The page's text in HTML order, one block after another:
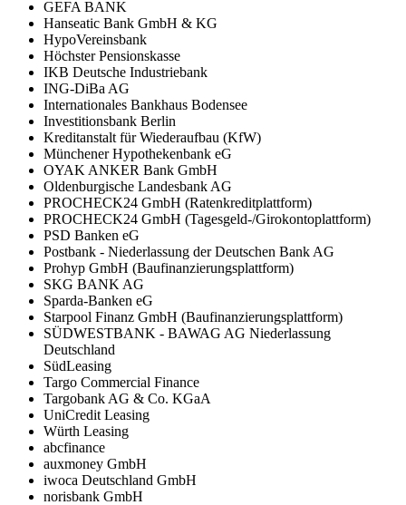
GEFA BANK
Hanseatic Bank GmbH & KG
HypoVereinsbank
Höchster Pensionskasse
IKB Deutsche Industriebank
ING-DiBa AG
Internationales Bankhaus Bodensee
Investitionsbank Berlin
Kreditanstalt für Wiederaufbau (KfW)
Münchener Hypothekenbank eG
OYAK ANKER Bank GmbH
Oldenburgische Landesbank AG
PROCHECK24 GmbH (Ratenkreditplattform)
PROCHECK24 GmbH (Tagesgeld-/Girokontoplattform)
PSD Banken eG
Postbank - Niederlassung der Deutschen Bank AG
Prohyp GmbH (Baufinanzierungsplattform)
SKG BANK AG
Sparda-Banken eG
Starpool Finanz GmbH (Baufinanzierungsplattform)
SÜDWESTBANK - BAWAG AG Niederlassung
Deutschland
SüdLeasing
Targo Commercial Finance
Targobank AG & Co. KGaA
UniCredit Leasing
Würth Leasing
abcfinance
auxmoney GmbH
iwoca Deutschland GmbH
norisbank GmbH